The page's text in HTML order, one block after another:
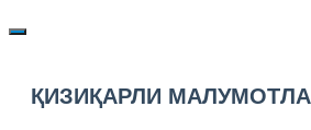
ҚИЗИҚАРЛИ